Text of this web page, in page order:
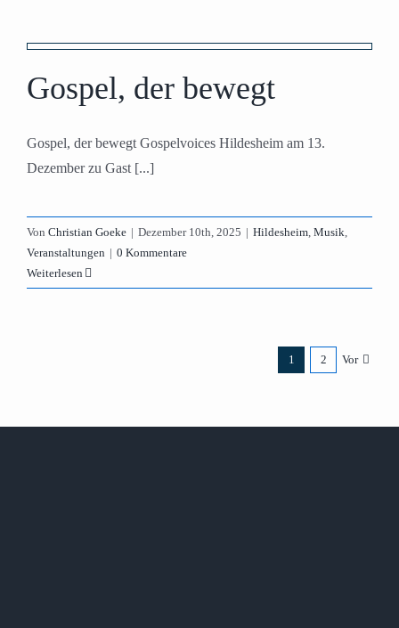
Gospel, der bewegt
Gospel, der bewegt Gospelvoices Hildesheim am 13.
Dezember zu Gast [...]
Von Christian Goeke | Dezember 10th, 2025 | Hildesheim Musik
Veranstaltungen | 0 Kommentare
Weiterlesen
1 2 Vor